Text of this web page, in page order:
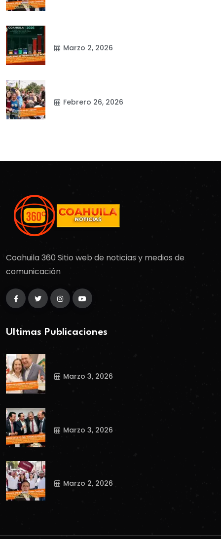
Marzo 2, 2026
Febrero 26, 2026
Coahuila 360 Sitio web de noticias y medios de
comunicación
Ultimas Publicaciones
Marzo 3, 2026
Marzo 3, 2026
Marzo 2, 2026